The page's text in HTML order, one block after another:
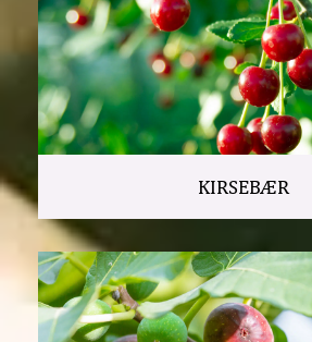
KIRSEBÆR